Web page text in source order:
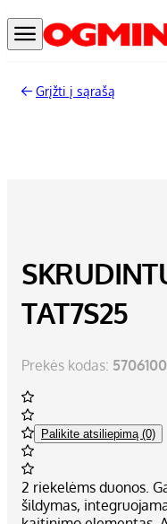
Grįžti į sąrašą
TAT7S25
Prekės kodas:
Palikite atsiliepimą (0)
2 riekelėms duonos.
šildymas,